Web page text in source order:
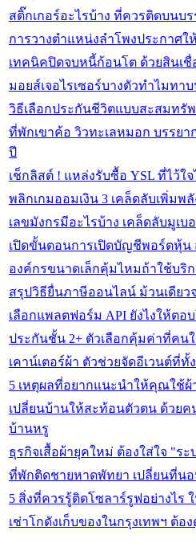
สติ๊กเกอร์อะไรบ้าง ที่ควรติดบน
การวางตำแหน่งลำโพงประกาศ
เทคนิคปิดจบหนี้ก้อนโต ด้วยสินเ
มอยส์เจอไรเซอร์บางตัวทำไมทา
วิธีเลือกประกันชีวิตแบบสะสมทรั
ที่พักเขาค้อ วิวทะเลหมอก บรรยา
ปี
เช็กลิสต์ ! แหล่งรับซื้อ YSL ที่ไว้ใ
พลิกเกมออมเงิน 3 เคล็ดลับเพิ่มพลั
เลขมังกรมีอะไรบ้าง เคล็ดลับมูเบ
เปิดขั้นตอนการเปิดบัญชีพอร์ตหุ้น
องค์กรขนาดเล็กคุ้มไหมถ้าใช้บริก
สรุปวิธียื่นภาษีออนไลน์ ม้วนเดียว
เลือกแพลตฟอร์ม API ยังไงให้ต
ประกันชั้น 2+ ตัวเลือกคุ้มค่าที่คน
เคาน์เตอร์ผ้า ตัวช่วยจัดอีเวนต์ที่ทั้
5 เหตุผลที่อยากแนะนำให้คุณใช้ผ้
เปลี่ยนบ้านให้สะท้อนตัวตน ด้วย
บ้านหรู
ธุรกิจเสื้อผ้ายุคใหม่ ต้องใส่ใจ "ร
ที่พักติดชายหาดพัทยา เปลี่ยนที่นอ
5 สิ่งที่ควรรู้ติดโซลาร์รูฟอย่างไร
เช่าโกดังเก็บของในกรุงเทพฯ ต้อ